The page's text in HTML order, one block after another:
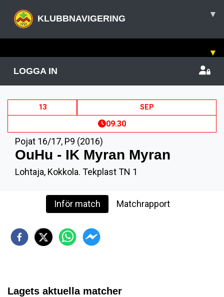
KLUBBNAVIGERING ▾
▾
LOGGA IN
13 SEP
09.30
Pojat 16/17, P9 (2016)
OuHu - IK Myran Myran
Lohtaja, Kokkola. Tekplast TN 1
Inför match Matchrapport
Lagets aktuella matcher